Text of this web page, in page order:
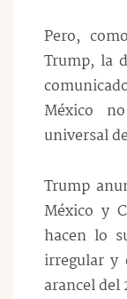
Pero,
Trump, la
México
universal
Trump
México y
hacen lo
irregular
arancel del